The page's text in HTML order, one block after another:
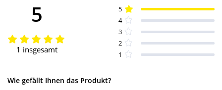
5
1 insgesamt
5
4
3
2
1
Wie gefällt Ihnen das Produkt?